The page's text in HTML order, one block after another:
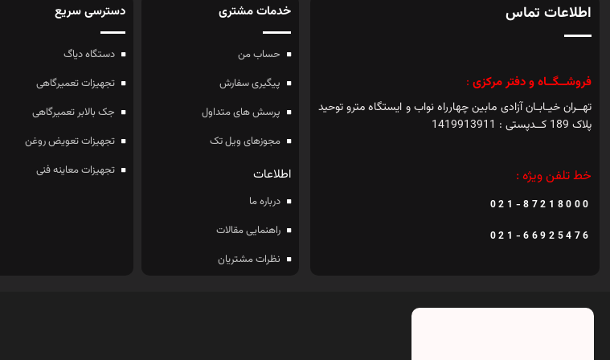
اطلاعات تماس
فروشــگــاه و دفتر مرکزی :
تهــران خیـابـان آزادی مابین چهارراه نواب و ایستگاه مترو توحید
پلاک 189 کــدپستی : 1419913911
خط تلفن ویژه :
021-87218000
021-66925476
خدمات مشتری
حساب من
پیگیری سفارش
پرسش های متداول
مجوزهای ویل تک
اطلاعات
درباره ما
راهنمایی مقالات
نظرات مشتریان
دسترسی سریع
دستگاه دیاگ
تجهیزات تعمیرگاهی
جک بالابر تعمیرگاهی
تجهیزات تعویض روغن
تجهیزات معاینه فنی